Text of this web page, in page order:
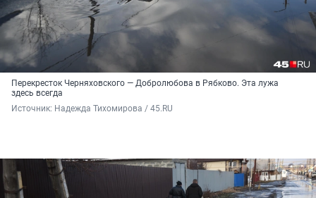
Перекресток Черняховского — Добролюбова в Рябково. Эта лужа
здесь всегда
Источник: Надежда Тихомирова / 45.RU